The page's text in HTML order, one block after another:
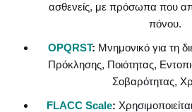
ασθενείς, με πρόσωπα που
πόνου.
OPQRST: Μνημονικό για τη
Πρόκλησης, Ποιότητας,
Σοβαρότητας,
FLACC Scale: